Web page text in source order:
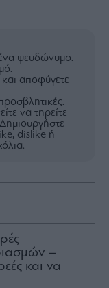
ένα ψευδώνυμο.
αποφύγετε
να τηρείτε
dislike ή
–
και να